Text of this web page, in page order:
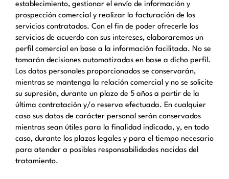
establecimiento, gestionar el envío de información y
prospección comercial y realizar la facturación de los
servicios contratados. Con el fin de poder ofrecerle los
servicios de acuerdo con sus intereses, elaboraremos un
perfil comercial en base a la información facilitada. No se
tomarán decisiones automatizadas en base a dicho perfil.
Los datos personales proporcionados se conservarán,
mientras se mantenga la relación comercial y no se solicite
su supresión, durante un plazo de 5 años a partir de la
última contratación y/o reserva efectuada. En cualquier
caso sus datos de carácter personal serán conservados
mientras sean útiles para la finalidad indicada, y, en todo
caso, durante los plazos legales y para el tiempo necesario
para atender a posibles responsabilidades nacidas del
tratamiento.